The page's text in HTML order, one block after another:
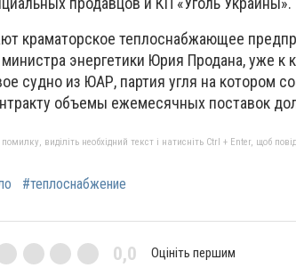
краматорское теплоснабжающее
энергетики Юрия Продана, уже к
судно из ЮАР, партия угля на котором
объемы ежемесячных поставок
виділіть необхідний текст і натисніть Ctrl + Enter, щоб
#теплоснабжение
0,0 Оцініть першим